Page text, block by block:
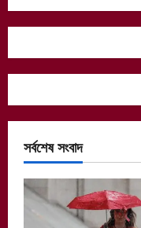
সর্বশেষ সংবাদ